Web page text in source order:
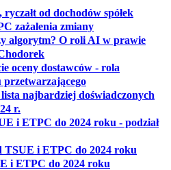
od dochodów spółekotwiera
zażalenia zmianyotwiera się w
algorytm? O roli AI w prawie
otwiera się w nowej karcie
oceny dostawców - rola
otwiera się w
najbardziej doświadczonych
r.
i ETPC do 2024 roku - podział
się w nowej karcie
i ETPC do 2024 roku
i ETPC do 2024 roku